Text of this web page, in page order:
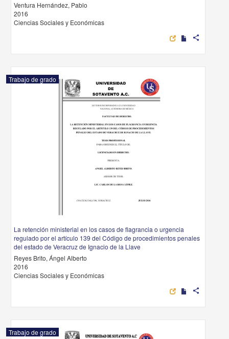
Ventura Hernández, Pablo
2016
Ciencias Sociales y Económicas
share
Trabajo de grado
La retención ministerial en los casos de flagrancia o urgencia
regulado por el artículo 139 del Código de procedimientos penales
del estado de Veracruz de Ignacio de la Llave
Reyes Brito, Ángel Alberto
2016
Ciencias Sociales y Económicas
share
Trabajo de grado